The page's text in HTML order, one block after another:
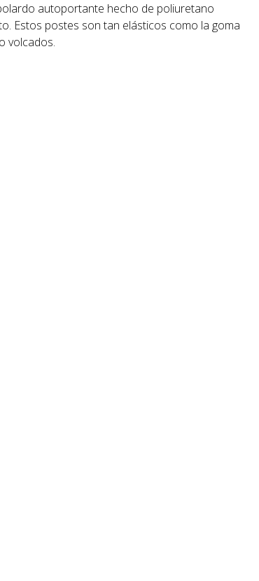
autoportante hecho de poliuretano
Estos postes son tan elásticos como la goma
volcados.